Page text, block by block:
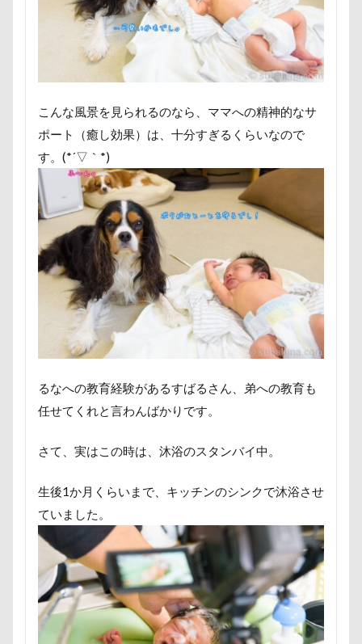
クリエイタースタンプ
クランベリー
クララちゃん
クラシックカー博物館
クラシックカー
クッションカバー
クッション
コードレス掃除機
コタローくん
コンテスト
コング
コロンちゃん
コロンくん
コメちゃん
コムギくん
コナちゃん
コトラくん
コテージ
コソドロスヌード
ケージ
コソドロ コスプレ
コジローくん
ココナラ
ココアちゃん
ココちゃん
ゲンくん
ケーヨーデイツー
ケーヨーD2
鼻垂れ
検索
こんな風景を見られるのなら、ママへの精神的なサ
ポート（癒し効果）は、十分すぎるくらいなので
す。(*´▽｀*)
るなへの教育経験があるすばるさん、弟への教育も
任せてくれと言わんばかりです。
さて、実はこの時は、沐浴のスタンバイ中。
生後1か月くらいまで、キッチンのシンクで沐浴させ
ていました。
富士すばるランド
家宝
小布施ドッグラン
小春ちゃん
室内遊びレッスン
山梨県
川越市 川口市 川
嵐山町
嵐山渓谷
島忠ホームズ 岳くん
岩畳
山梨市
小松菜 山北町
山中湖村
山中湖
山下公園 展望台
屋内ドッグラン
居酒屋
小芝風花
小矢部市 宮城県
名前の由来
土手 夕陽 夏対策
壁紙
壁 増税前
土田トレーナー
国営武蔵丘陵森林公園
国営みちのく杜の湖畔公園
困惑顔
噛み噛み
吾妻郡 吹き出し皿
君津市
吐いた
名護市 夕食
多頭飼い記念日
実はすごい
宝登山
宇宙犬スヌード
宇宙兄弟
子犬のワルツ
妖怪アンテナ
奇跡体験！アンビリーバボー
天然記念物
大脱出 大福
大物説
大満足
大島屋 大宮区
大宮公園
大和町
夢愛ちゃん
ワンコ御節
ワンコプレート
年賀状
ペロペロ
ホームセンター
ホタルイカ
ホタルちゃん
ホクロ
ペーターくん ペンダント